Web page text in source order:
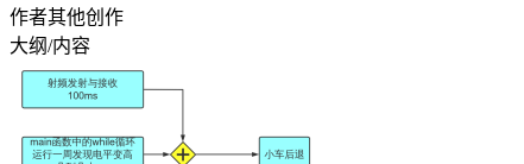
作者其他创作
大纲/内容